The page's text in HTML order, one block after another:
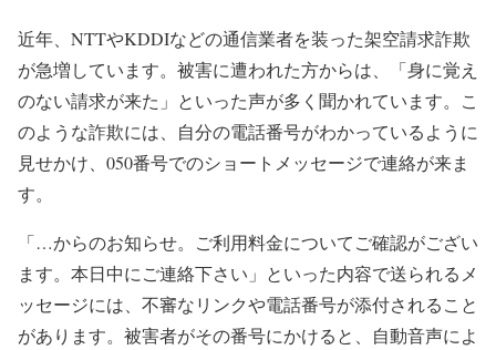
近年、NTTやKDDIなどの通信業者を装った架空請求詐欺
が急増しています。被害に遭われた方からは、「身に覚え
のない請求が来た」といった声が多く聞かれています。こ
のような詐欺には、自分の電話番号がわかっているように
見せかけ、050番号でのショートメッセージで連絡が来ま
す。
「…からのお知らせ。ご利用料金についてご確認がござい
ます。本日中にご連絡下さい」といった内容で送られるメ
ッセージには、不審なリンクや電話番号が添付されること
があります。被害者がその番号にかけると、自動音声によ